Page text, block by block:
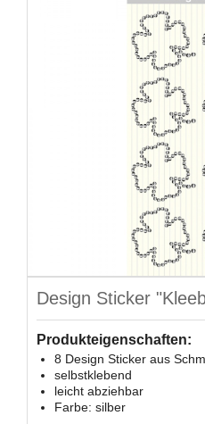
Design Sticker
Produkteigenschaften:
8 Design Sticker aus
selbstklebend
leicht abziehbar
Farbe: silber